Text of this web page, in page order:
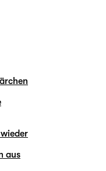
aus